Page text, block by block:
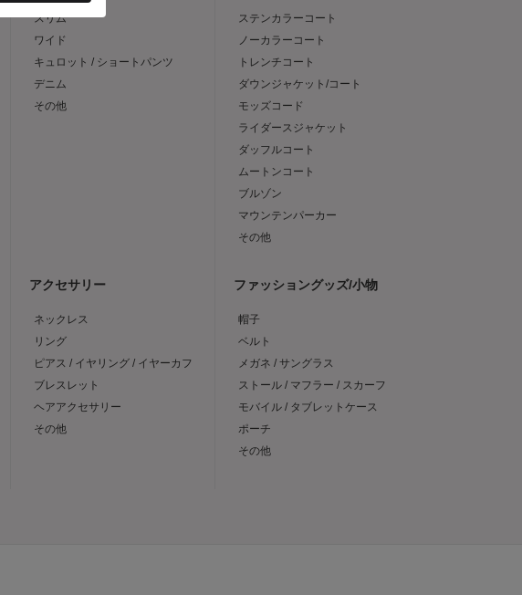
スリム
ワイド
キュロット / ショートパンツ
デニム
その他
ステンカラーコート
ノーカラーコート
トレンチコート
ダウンジャケット/コート
モッズコード
ライダースジャケット
ダッフルコート
ムートンコート
ブルゾン
マウンテンパーカー
その他
アクセサリー
ネックレス
リング
ピアス / イヤリング / イヤーカフ
ブレスレット
ヘアアクセサリー
その他
ファッショングッズ/小物
帽子
ベルト
メガネ / サングラス
ストール / マフラー / スカーフ
モバイル / タブレットケース
ポーチ
その他